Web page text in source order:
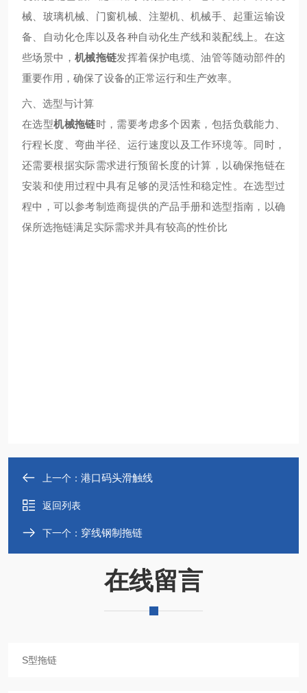
械、玻璃机械、门窗机械、注塑机、机械手、起重运输设
备、自动化仓库以及各种自动化生产线和装配线上。在这
些场景中， 机械拖链发挥着保护电缆、油管等随动部件的
重要作用，确保了设备的正常运行和生产效率。
六、选型与计算
在选型机械拖链时，需要考虑多个因素，包括负载能力、
行程长度、弯曲半径、运行速度以及工作环境等。同时，
还需要根据实际需求进行预留长度的计算，以确保拖链在
安装和使用过程中具有足够的灵活性和稳定性。在选型过
程中，可以参考制造商提供的产品手册和选型指南，以确
保所选拖链满足实际需求并具有较高的性价比
上一个： 港口码头滑触线
返回列表
下一个： 穿线钢制拖链
在线留言